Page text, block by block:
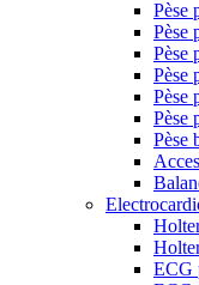
Pèse
Pèse
Pèse
Pèse
Pèse
Pèse
Pèse
ECG